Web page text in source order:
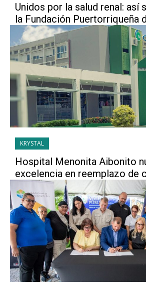
Unidos por la salud renal: así
la Fundación Puertorriqueña
KRYSTAL
Hospital Menonita Aibonito
excelencia en reemplazo de